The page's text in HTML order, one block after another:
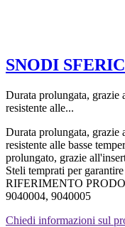
SNODI
Durata prolungata, grazie
resistente alle...
Durata prolungata, grazie
resistente alle basse
prolungato, grazie
Steli temprati per
RIFERIMENTO
9040004, 9040005
Chiedi informazioni sul